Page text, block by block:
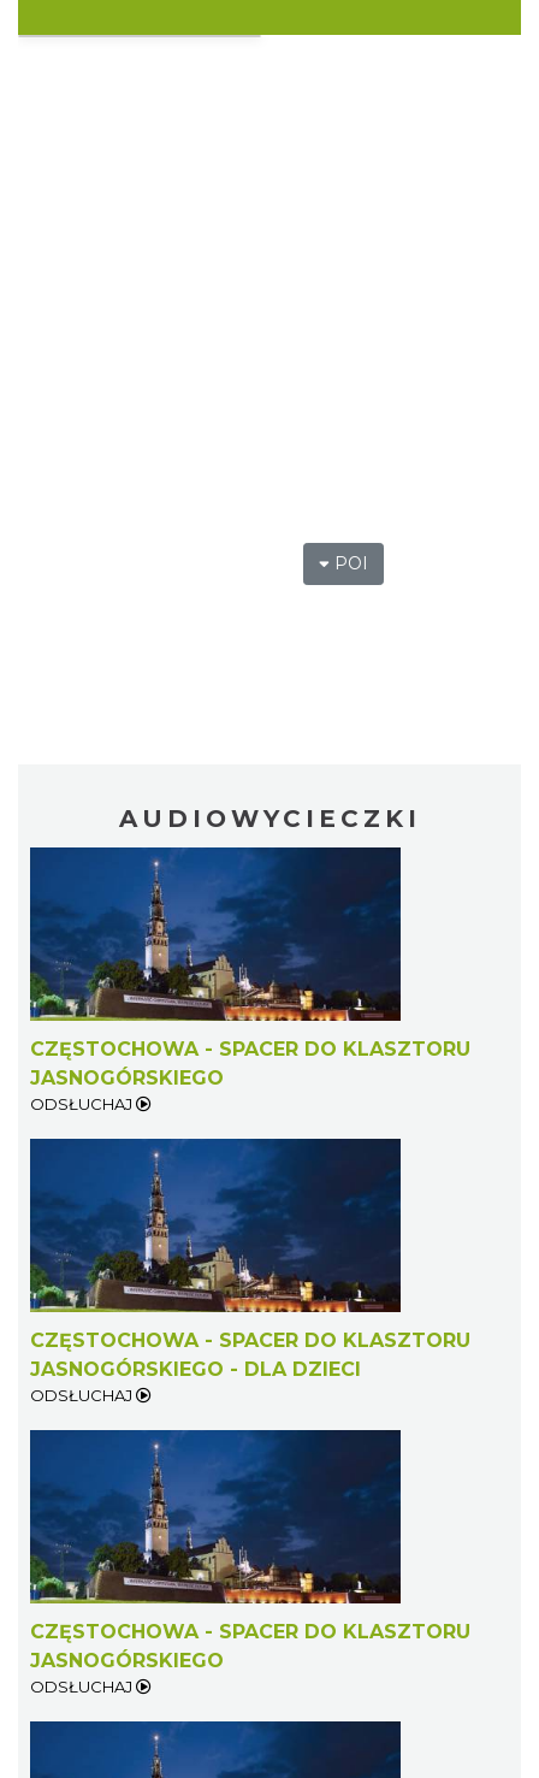
POI
AUDIOWYCIECZKI
CZĘSTOCHOWA - SPACER DO KLASZTORU
JASNOGÓRSKIEGO
ODSŁUCHAJ
CZĘSTOCHOWA - SPACER DO KLASZTORU
JASNOGÓRSKIEGO - DLA DZIECI
ODSŁUCHAJ
CZĘSTOCHOWA - SPACER DO KLASZTORU
JASNOGÓRSKIEGO
ODSŁUCHAJ